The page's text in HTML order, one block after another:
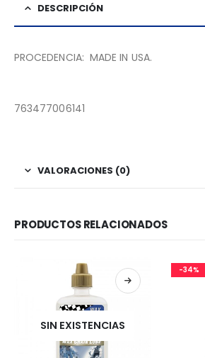
DESCRIPCIÓN
PROCEDENCIA: MADE IN USA.
763477006141
VALORACIONES (0)
PRODUCTOS RELACIONADOS
SIN EXISTENCIAS
-34%